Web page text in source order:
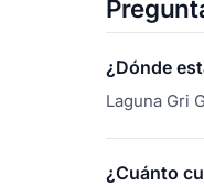
¿Dónde
Laguna Gri
¿Cuánto